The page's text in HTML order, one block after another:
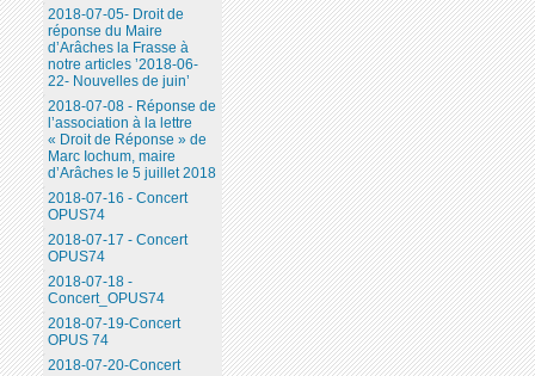
2018-07-05- Droit de
réponse du Maire
d’Arâches la Frasse à
notre articles ’2018-06-
22- Nouvelles de juin’
2018-07-08 - Réponse de
l’association à la lettre
« Droit de Réponse » de
Marc Iochum, maire
d’Arâches le 5 juillet 2018
2018-07-16 - Concert
OPUS74
2018-07-17 - Concert
OPUS74
2018-07-18 -
Concert_OPUS74
2018-07-19-Concert
OPUS 74
2018-07-20-Concert